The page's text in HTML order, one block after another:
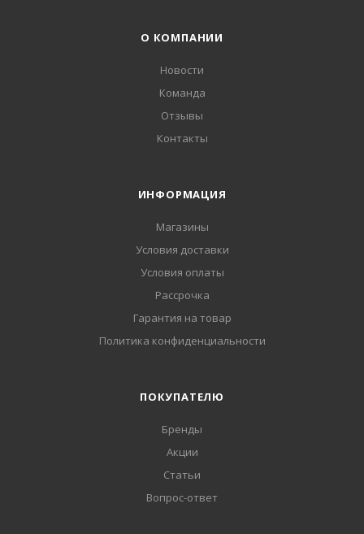
О КОМПАНИИ
Новости
Команда
Отзывы
Контакты
ИНФОРМАЦИЯ
Магазины
Условия доставки
Условия оплаты
Рассрочка
Гарантия на товар
Политика конфиденциальности
ПОКУПАТЕЛЮ
Бренды
Акции
Статьи
Вопрос-ответ